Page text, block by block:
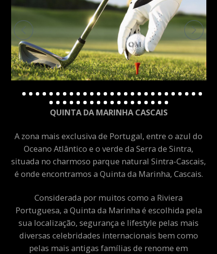
QUINTA DA MARINHA CASCAIS
A zona mais exclusiva de Portugal, entre o azul do
Oceano Atlântico e o verde da Serra de Sintra,
situada no charmoso parque natural Sintra-Cascais,
é onde encontramos a Quinta da Marinha, Cascais.
Considerada por muitos como a Riviera
Portuguesa, a Quinta da Marinha é escolhida pela
sua localização, segurança e lifestyle pelas mais
diversas celebridades internacionais bem como
pelas mais antigas famílias de renome em